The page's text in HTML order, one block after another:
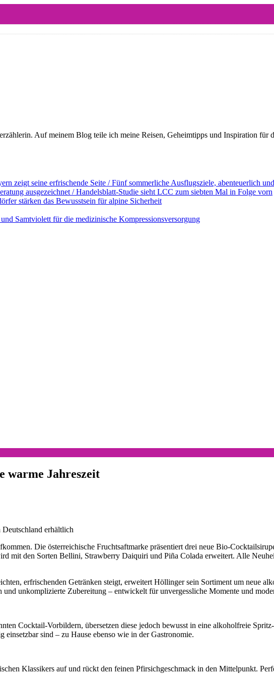
Auf meinem Blog teile ich meine Reisen, Geheimtipps und Inspiration für
zeigt seine erfrischende Seite / Fünf sommerliche Ausflugsziele, abenteuerlich
ausgezeichnet / Handelsblatt-Studie sieht LCC zum siebten Mal in Folge vorn
stärken das Bewusstsein für alpine Sicherheit
Samtviolett für die medizinische Kompressionsversorgung
warme Jahreszeit
erhältlich
Die österreichische Fruchtsaftmarke präsentiert drei neue Bio-
mit den Sorten Bellini, Strawberry Daiquiri und Piña Colada erweitert. Alle
erfrischenden Getränken steigt, erweitert Höllinger sein Sortiment um neue
unkomplizierte Zubereitung – entwickelt für unvergessliche Momente und
Cocktail-Vorbildern, übersetzen diese jedoch bewusst in eine alkoholfreie
sind – zu Hause ebenso wie in der Gastronomie.
Klassikers auf und rückt den feinen Pfirsichgeschmack in den Mittelpunkt.